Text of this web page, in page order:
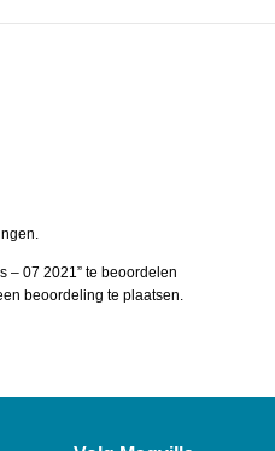
– 07 2021” te beoordelen
beoordeling te plaatsen.